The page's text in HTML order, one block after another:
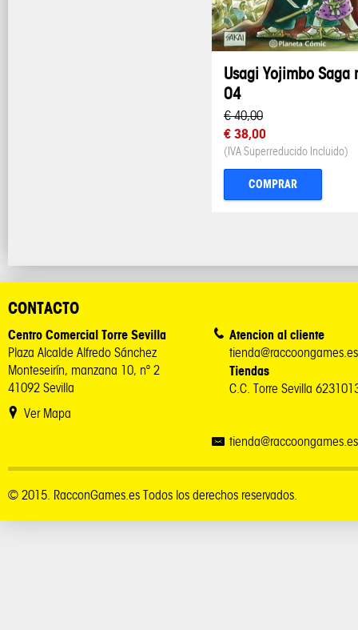
Usagi Yojimbo Saga
04
€ 40,00
€ 38,00
(IVA Superreducido Incluido)
COMPRAR
CONTACTO
Centro Comercial Torre Sevilla
Plaza Alcalde Alfredo Sánchez
Monteseirín, manzana 10, nº 2
41092 Sevilla
Ver Mapa
Atencion al cliente
tienda@raccoongames.es
Tiendas
C.C. Torre Sevilla
tienda@raccoongames.es
© 2015. RacconGames.es Todos los derechos reservados.